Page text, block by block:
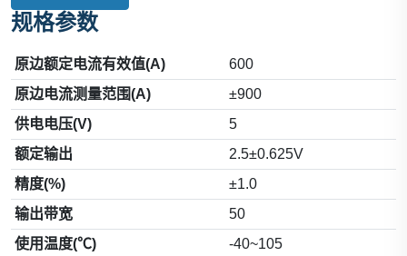
规格参数
原边额定电流有效值(A)
600
原边电流测量范围(A)
±900
供电电压(V)
5
额定输出
2.5±0.625V
精度(%)
±1.0
输出带宽
50
使用温度(℃)
-40~105